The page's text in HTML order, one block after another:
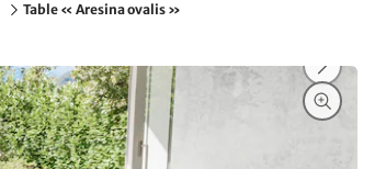
Table « Aresina ovalis »